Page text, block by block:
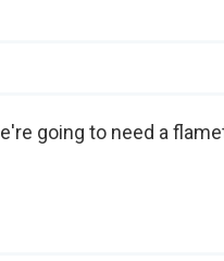
going to need a